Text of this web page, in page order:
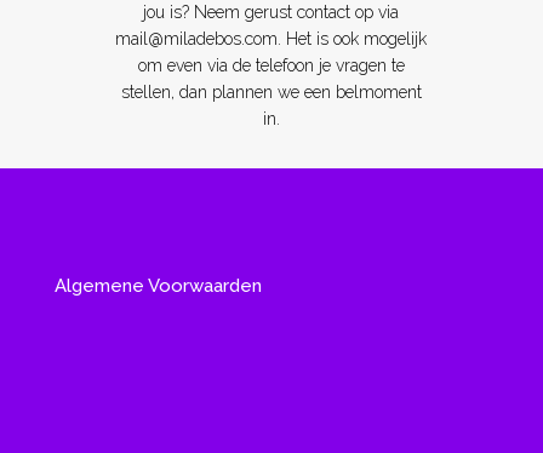
jou is? Neem gerust contact op via
mail@miladebos.com . Het is ook mogelijk
om even via de telefoon je vragen te
stellen, dan plannen we een belmoment
in.
Algemene Voorwaarden